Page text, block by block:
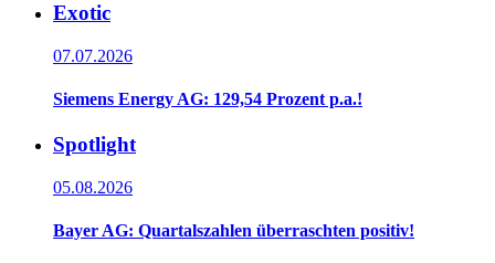
Exotic
07.07.2026
Siemens Energy AG: 129,54 Prozent p.a.!
Spotlight
05.08.2026
Bayer AG: Quartalszahlen überraschten positiv!